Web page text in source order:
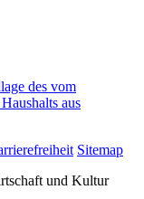
des vom
aus
Sitemap
und Kultur